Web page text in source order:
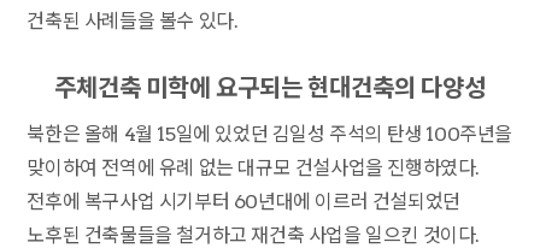
건축된 사례들을 볼수 있다.
주체건축 미학에 요구되는 현대건축의 다양성
북한은 올해 4월 15일에 있었던 김일성 주석의 탄생 100주년을
맞이하여 전역에 유례 없는 대규모 건설사업을 진행하였다.
전후에 복구사업 시기부터 60년대에 이르러 건설되었던
노후된 건축물들을 철거하고 재건축 사업을 일으킨 것이다.